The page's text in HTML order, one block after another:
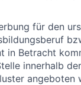
für den
in Betracht
innerhalb der
angeboten